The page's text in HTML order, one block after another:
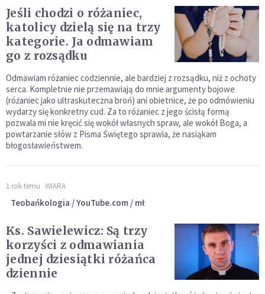
Jeśli chodzi o różaniec,
katolicy dzielą się na trzy
kategorie. Ja odmawiam
go z rozsądku
Odmawiam różaniec codziennie, ale bardziej z rozsądku, niż z ochoty
serca. Kompletnie nie przemawiają do mnie argumenty bojowe
(różaniec jako ultraskuteczna broń) ani obietnice, że po odmówieniu
wydarzy się konkretny cud. Za to różaniec z jego ścisłą formą
pozwala mi nie kręcić się wokół własnych spraw, ale wokół Boga, a
powtarzanie słów z Pisma Świętego sprawia, że nasiąkam
błogosławieństwem.
1 rok temu WIARA
Teobańkologia / YouTube.com / mł
Ks. Sawielewicz: Są trzy
korzyści z odmawiania
jednej dziesiątki różańca
dziennie